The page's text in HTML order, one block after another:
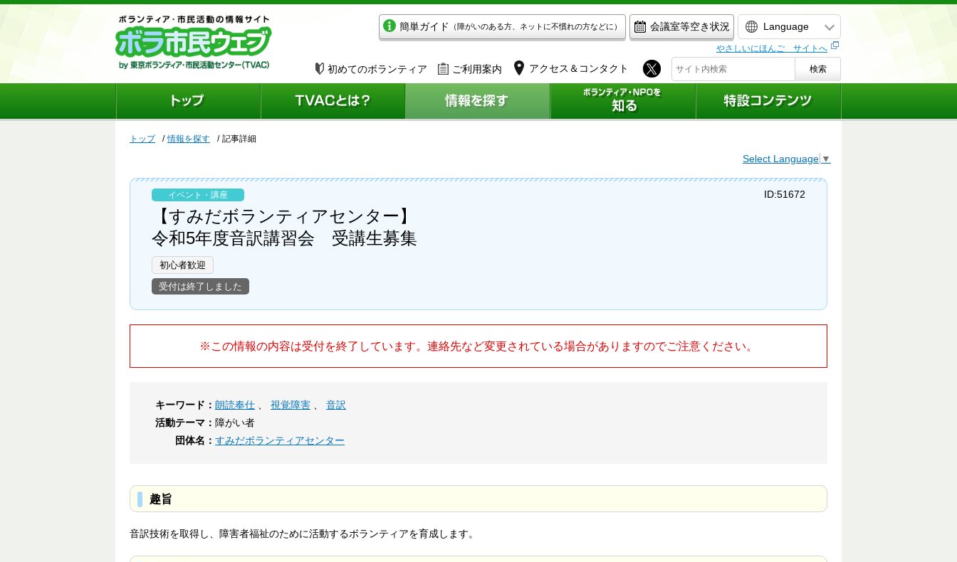
簡単ガイド （障がいのある方、ネットに不慣れの方などに） 会議室等空き状況 Language
やさしいにほんご サイトへ
初めてのボランティア ご利用案内 アクセス＆コンタクト 検索
トップ 情報を探す 記事詳細
Select Language ▼
イベント・講座
【すみだボランティアセンター】
令和5年度音訳講習会 受講生募集
初心者歓迎
受付は終了しました
ID:51672
※この情報の内容は受付を終了しています。連絡先など変更されている場合がありますのでご注意ください。
キーワード： 朗読奉仕 視覚障害
音訳
活動テーマ： 障がい者
団体名： すみだボランティアセンター
趣旨
音訳技術を取得し、障害者福祉のために活動するボランティアを育成します。